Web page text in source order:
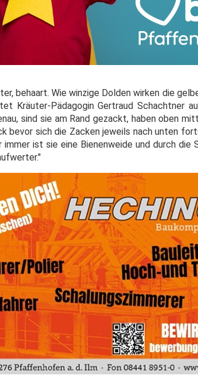
behaart. Wie winzige Dolden wirken die
Kräuter-Pädagogin Gertraud Schachtner
sind sie am Rand gezackt, haben oben
bevor sich die Zacken jeweils nach unten
immer ist sie eine Bienenweide und durch